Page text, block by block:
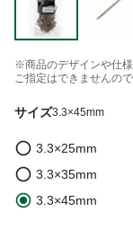
※商品のデザインや仕様
ご指定はできませんの
サイズ3.3×45mm
3.3×25mm
3.3×35mm
3.3×45mm